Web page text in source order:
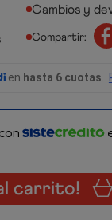
Cambios y
Compartir:
carrito!